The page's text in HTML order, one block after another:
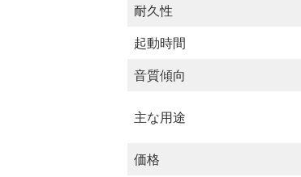
耐久性
起動時間
音質傾向
主な用途
価格